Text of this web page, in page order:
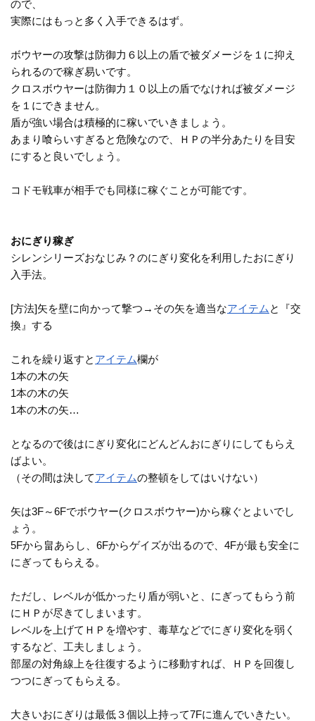
ので、
実際にはもっと多く入手できるはず。
ボウヤーの攻撃は防御力６以上の盾で被ダメージを１に抑え
られるので稼ぎ易いです。
クロスボウヤーは防御力１０以上の盾でなければ被ダメージ
を１にできません。
盾が強い場合は積極的に稼いでいきましょう。
あまり喰らいすぎると危険なので、ＨＰの半分あたりを目安
にすると良いでしょう。
コドモ戦車が相手でも同様に稼ぐことが可能です。
おにぎり稼ぎ
シレンシリーズおなじみ？のにぎり変化を利用したおにぎり
入手法。
[方法]矢を壁に向かって撃つ→その矢を適当なアイテム と『交
換』する
これを繰り返すと アイテム欄が
1本の木の矢
1本の木の矢
1本の木の矢…
となるので後はにぎり変化にどんどんおにぎりにしてもらえ
ばよい。
（その間は決してアイテムの整頓をしてはいけない）
矢は3F～6Fでボウヤー(クロスボウヤー)から稼ぐとよいでし
ょう。
5Fから畠あらし、6Fからゲイズが出るので、4Fが最も安全に
にぎってもらえる。
ただし、レベルが低かったり盾が弱いと、にぎってもらう前
にＨＰが尽きてしまいます。
レベルを上げてＨＰを増やす、毒草などでにぎり変化を弱く
するなど、工夫しましょう。
部屋の対角線上を往復するように移動すれば、ＨＰを回復し
つつにぎってもらえる。
大きいおにぎりは最低３個以上持って7Fに進んでいきたい。